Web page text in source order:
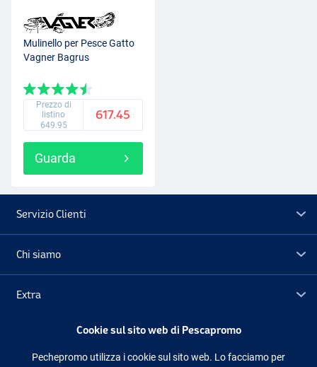
Mulinello per Pesce Gatto
Vagner Bagrus
Prezzo di
listino
649.95
617.45
Guarda
Servizio Clienti
Chi siamo
Extra
Cookie sul sito web di Pescapromo
Pechepromo utilizza i cookie sul sito web. Lo facciamo per